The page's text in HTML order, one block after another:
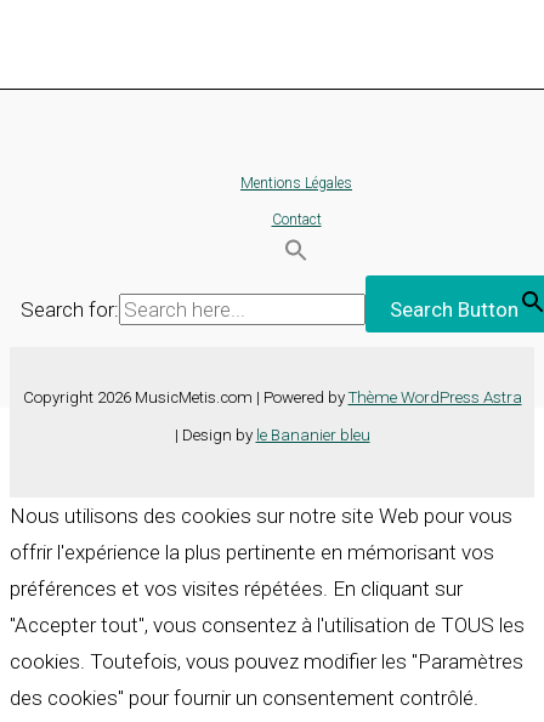
Mentions Légales
Contact
Search for: Search Button
Copyright 2026 MusicMetis.com | Powered by Thème WordPress Astra
| Design by le Bananier bleu
Nous utilisons des cookies sur notre site Web pour vous
offrir l'expérience la plus pertinente en mémorisant vos
préférences et vos visites répétées. En cliquant sur
"Accepter tout", vous consentez à l'utilisation de TOUS les
cookies. Toutefois, vous pouvez modifier les "Paramètres
des cookies" pour fournir un consentement contrôlé.